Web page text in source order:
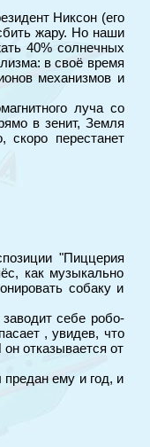
Никсон (его
жару. Но наши
40% солнечных
в своё время
механизмов и
луча со
в зенит, Земля
перестанет
"Пиццерия
как музыкально
собаку и
себе робо-
, увидев, что
отказывается от
ему и год, и